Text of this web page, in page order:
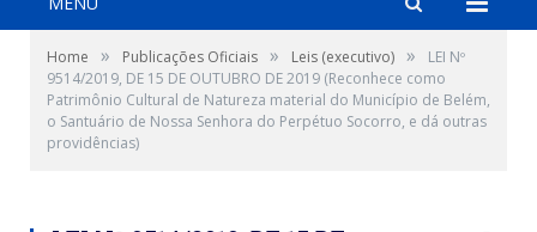
Home » Publicações Oficiais » Leis (executivo) »
LEI Nº
9514/2019, DE 15 DE OUTUBRO DE 2019 (Reconhece como
Patrimônio Cultural de Natureza material do Município de Belém,
o Santuário de Nossa Senhora do Perpétuo Socorro, e dá outras
providências)